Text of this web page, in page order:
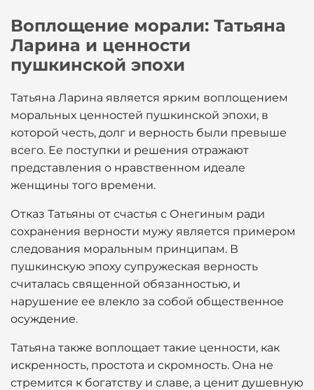
Воплощение морали: Татьяна
Ларина и ценности
пушкинской эпохи
Татьяна Ларина является ярким воплощением
моральных ценностей пушкинской эпохи, в
которой честь, долг и верность были превыше
всего. Ее поступки и решения отражают
представления о нравственном идеале
женщины того времени.
Отказ Татьяны от счастья с Онегиным ради
сохранения верности мужу является примером
следования моральным принципам. В
пушкинскую эпоху супружеская верность
считалась священной обязанностью, и
нарушение ее влекло за собой общественное
осуждение.
Татьяна также воплощает такие ценности, как
искренность, простота и скромность. Она не
стремится к богатству и славе, а ценит душевную